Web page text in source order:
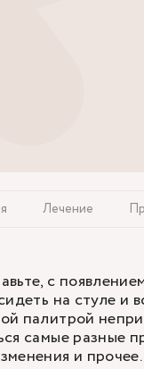
Лечение
с
на стуле и
палитрой
самые разные
и прочее.